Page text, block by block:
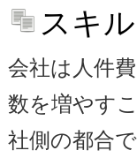
スキ
会社は人件
数を増やす
社側の都合